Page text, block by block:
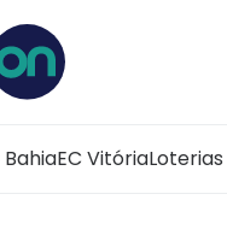
BahiaEC VitóriaLoterias